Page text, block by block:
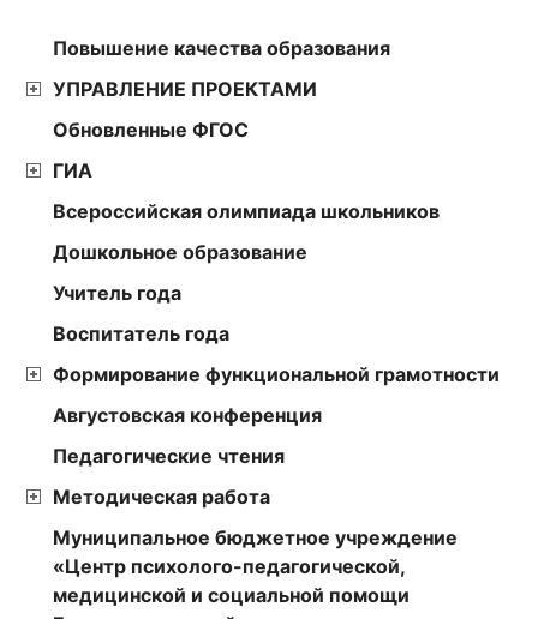
Повышение качества образования
УПРАВЛЕНИЕ ПРОЕКТАМИ
Обновленные ФГОС
ГИА
Всероссийская олимпиада школьников
Дошкольное образование
Учитель года
Воспитатель года
Формирование функциональной грамотности
Августовская конференция
Педагогические чтения
Методическая работа
Муниципальное бюджетное учреждение
«Центр психолого-педагогической,
медицинской и социальной помощи